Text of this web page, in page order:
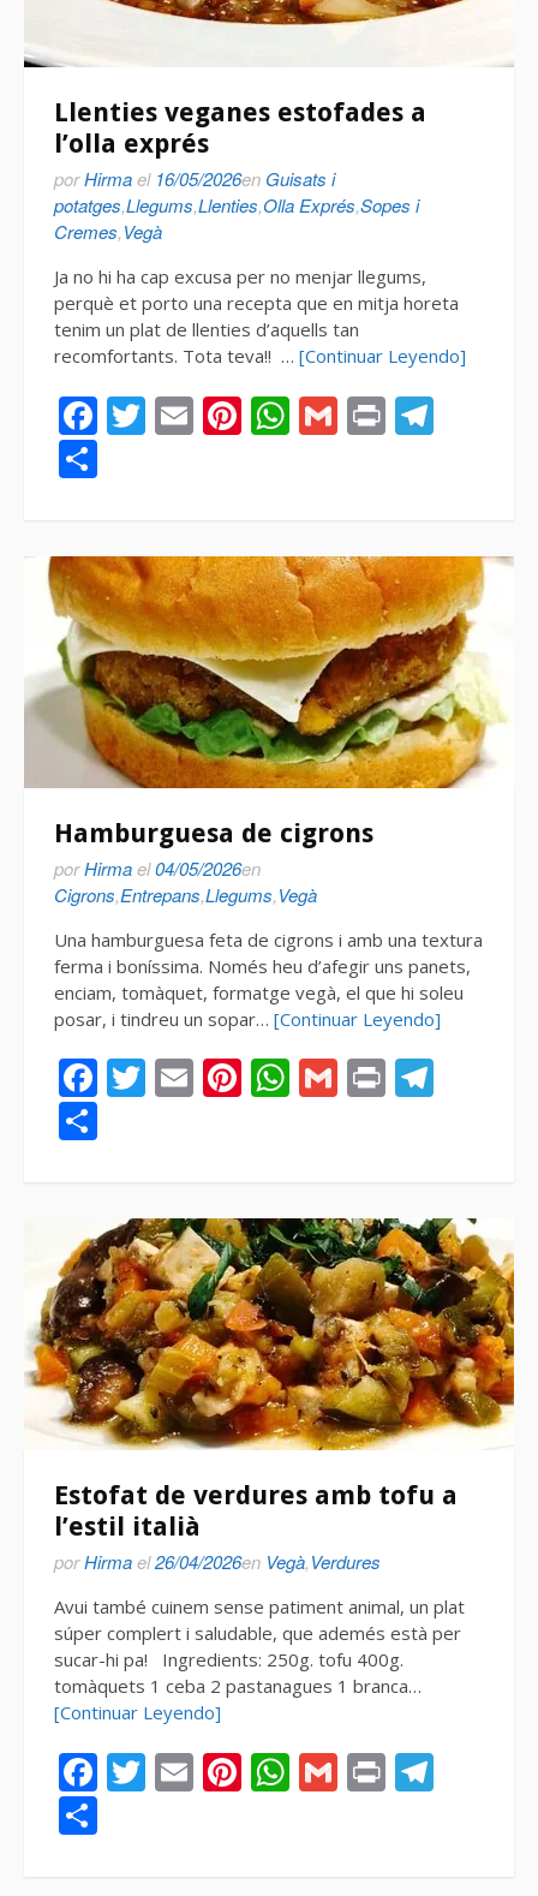
Llenties veganes estofades a
l’olla exprés
porHirmael 16/05/2026en Guisats i
potatges,Llegums,Llenties,Olla Exprés,Sopes i
Cremes,Vegà
Ja no hi ha cap excusa per no menjar llegums,
perquè et porto una recepta que en mitja horeta
tenim un plat de llenties d’aquells tan
recomfortants. Tota teva!! … [Continuar Leyendo]
Facebook
Twitter
EmailPinterest
WhatsApp
Gmail
Print
Hamburguesa de cigrons
porHirmael04/05/2026en
Cigrons,Entrepans,Llegums,Vegà
Una hamburguesa feta de cigrons i amb una textura
ferma i boníssima. Només heu d’afegir uns panets,
enciam, tomàquet, formatge vegà, el que hi soleu
posar, i tindreu un sopar… [Continuar Leyendo]
Facebook
Twitter
EmailPinterest
WhatsApp
Gmail
Print
Estofat de verdures amb tofu a
l’estil italià
porHirmael26/04/2026en Vegà,Verdures
Avui també cuinem sense patiment animal, un plat
súper complert i saludable, que ademés està per
sucar-hi pa! Ingredients: 250g. tofu 400g.
tomàquets 1 ceba 2 pastanagues 1 branca…
[Continuar Leyendo]
Facebook
Twitter
EmailPinterest
WhatsApp
Gmail
Print